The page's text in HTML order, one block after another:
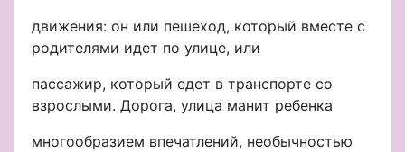
движения: он или пешеход, который вместе с
родителями идет по улице, или
пассажир, который едет в транспорте со
взрослыми. Дорога, улица манит ребенка
многообразием впечатлений, необычностью